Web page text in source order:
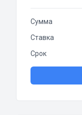
Сумма
Ставка
Срок